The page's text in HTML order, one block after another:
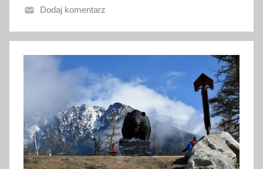
1
l
u
2
0
1
Dodaj komentarz